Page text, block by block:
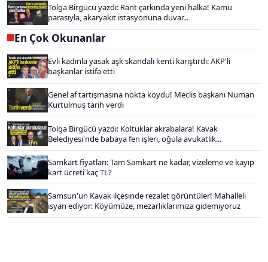
Tolga Birgücü yazdı: Rant çarkında yeni halka! Kamu
parasıyla, akaryakıt istasyonuna duvar...
En Çok Okunanlar
Evli kadınla yasak aşk skandalı kenti karıştırdı: AKP'li
başkanlar istifa etti
Genel af tartışmasına nokta koydu! Meclis başkanı Numan
Kurtulmuş tarih verdi
Tolga Birgücü yazdı: Koltuklar akrabalara! Kavak
Belediyesi'nde babaya fen işleri, oğula avukatlık...
Samkart fiyatları: Tam Samkart ne kadar, vizeleme ve kayıp
kart ücreti kaç TL?
Samsun'un Kavak ilçesinde rezalet görüntüler! Mahalleli
isyan ediyor: Köyümüze, mezarlıklarımıza gidemiyoruz